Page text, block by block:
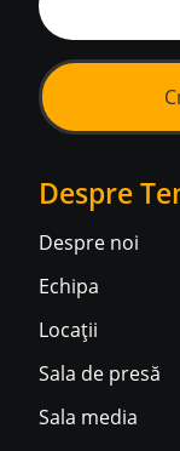
Despre
Despre noi
Echipa
Locații
Sala de presă
Sala media